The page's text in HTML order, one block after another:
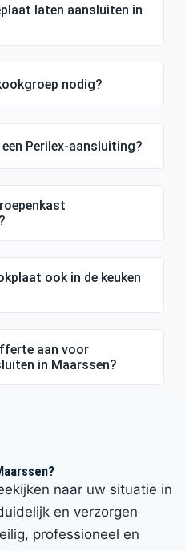
laten aansluiten in
nodig?
Perilex-aansluiting?
ook in de keuken
aan voor
in Maarssen?
naar uw situatie in
en verzorgen
professioneel en